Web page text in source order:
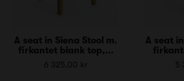
A seat in Siena Stool m.
firkantet blank top,...
6 325,00 kr
A seat
5